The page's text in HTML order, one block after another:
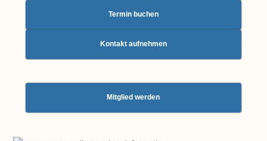
Termin buchen
Kontakt aufnehmen
Mitglied werden